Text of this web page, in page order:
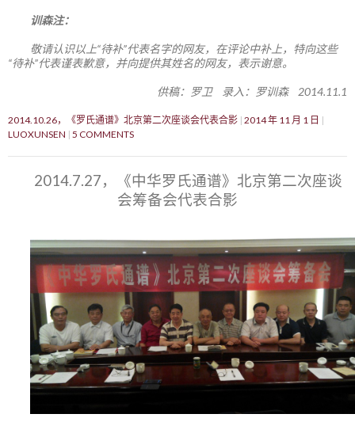
训森注：
敬请认识以上“待补”代表名字的网友，在评论中补上，特向这些
“待补”代表谨表歉意，并向提供其姓名的网友，表示谢意。
供稿：罗卫 录入：罗训森 2014.11.1
2014.10.26，《罗氏通谱》北京第二次座谈会代表合影 2014 年 11 月 1 日
LUOXUNSEN 5 COMMENTS
2014.7.27，《中华罗氏通谱》北京第二次座谈
会筹备会代表合影